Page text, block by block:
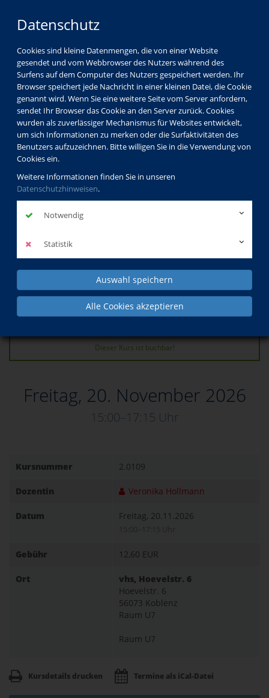
Datenschutz
Cookies sind kleine Datenmengen, die von einer Website
gesendet und vom Webbrowser des Nutzers während des
Surfens auf dem Computer des Nutzers gespeichert werden. Ihr
Browser speichert jede Nachricht in einer kleinen Datei, die Cookie
genannt wird. Wenn Sie eine weitere Seite vom Server anfordern,
sendet Ihr Browser das Cookie an den Server zurück. Cookies
wurden als zuverlässiger Mechanismus für Websites entwickelt,
um sich Informationen zu merken oder die Surfaktivitäten des
Benutzers aufzuzeichnen. Bitte willigen Sie in die Verwendung von
Cookies ein.
Weitere Informationen finden Sie in unseren
Datenschutzhinweisen.
Notwendig
Statistik
Auswahl speichern
Alle Cookies akzeptieren
Programm Kunst & Kultur Literatur (Theorie)
besuchte Kurse
Ein Nachmittag voller
Märchen der Anderswelt
2. Termin
zurück
Kurs in den Warenkorb legen
Dieser Kurs ist buchbar!
Freitag, 20. November 2026
15:00–17:15 Uhr
Kursnummer 2.0109
Dozentin Veronika Hollmann
Datum Freitag, 20.11.2026
Gebühr 12,60 EUR
Ort
vhs, Hoevelstr. 6
Hoevelstr. 6
56073 Koblenz
Raum U7
Raum U7
Kursdetails drucken Termine als iCal-Datei